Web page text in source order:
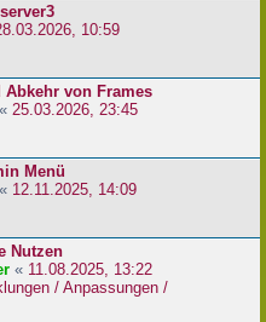
10:59
Abkehr von Frames
« 25.03.2026, 23:45
Menü
« 12.11.2025, 14:09
Nutzen
« 11.08.2025, 13:22
/ Anpassungen /